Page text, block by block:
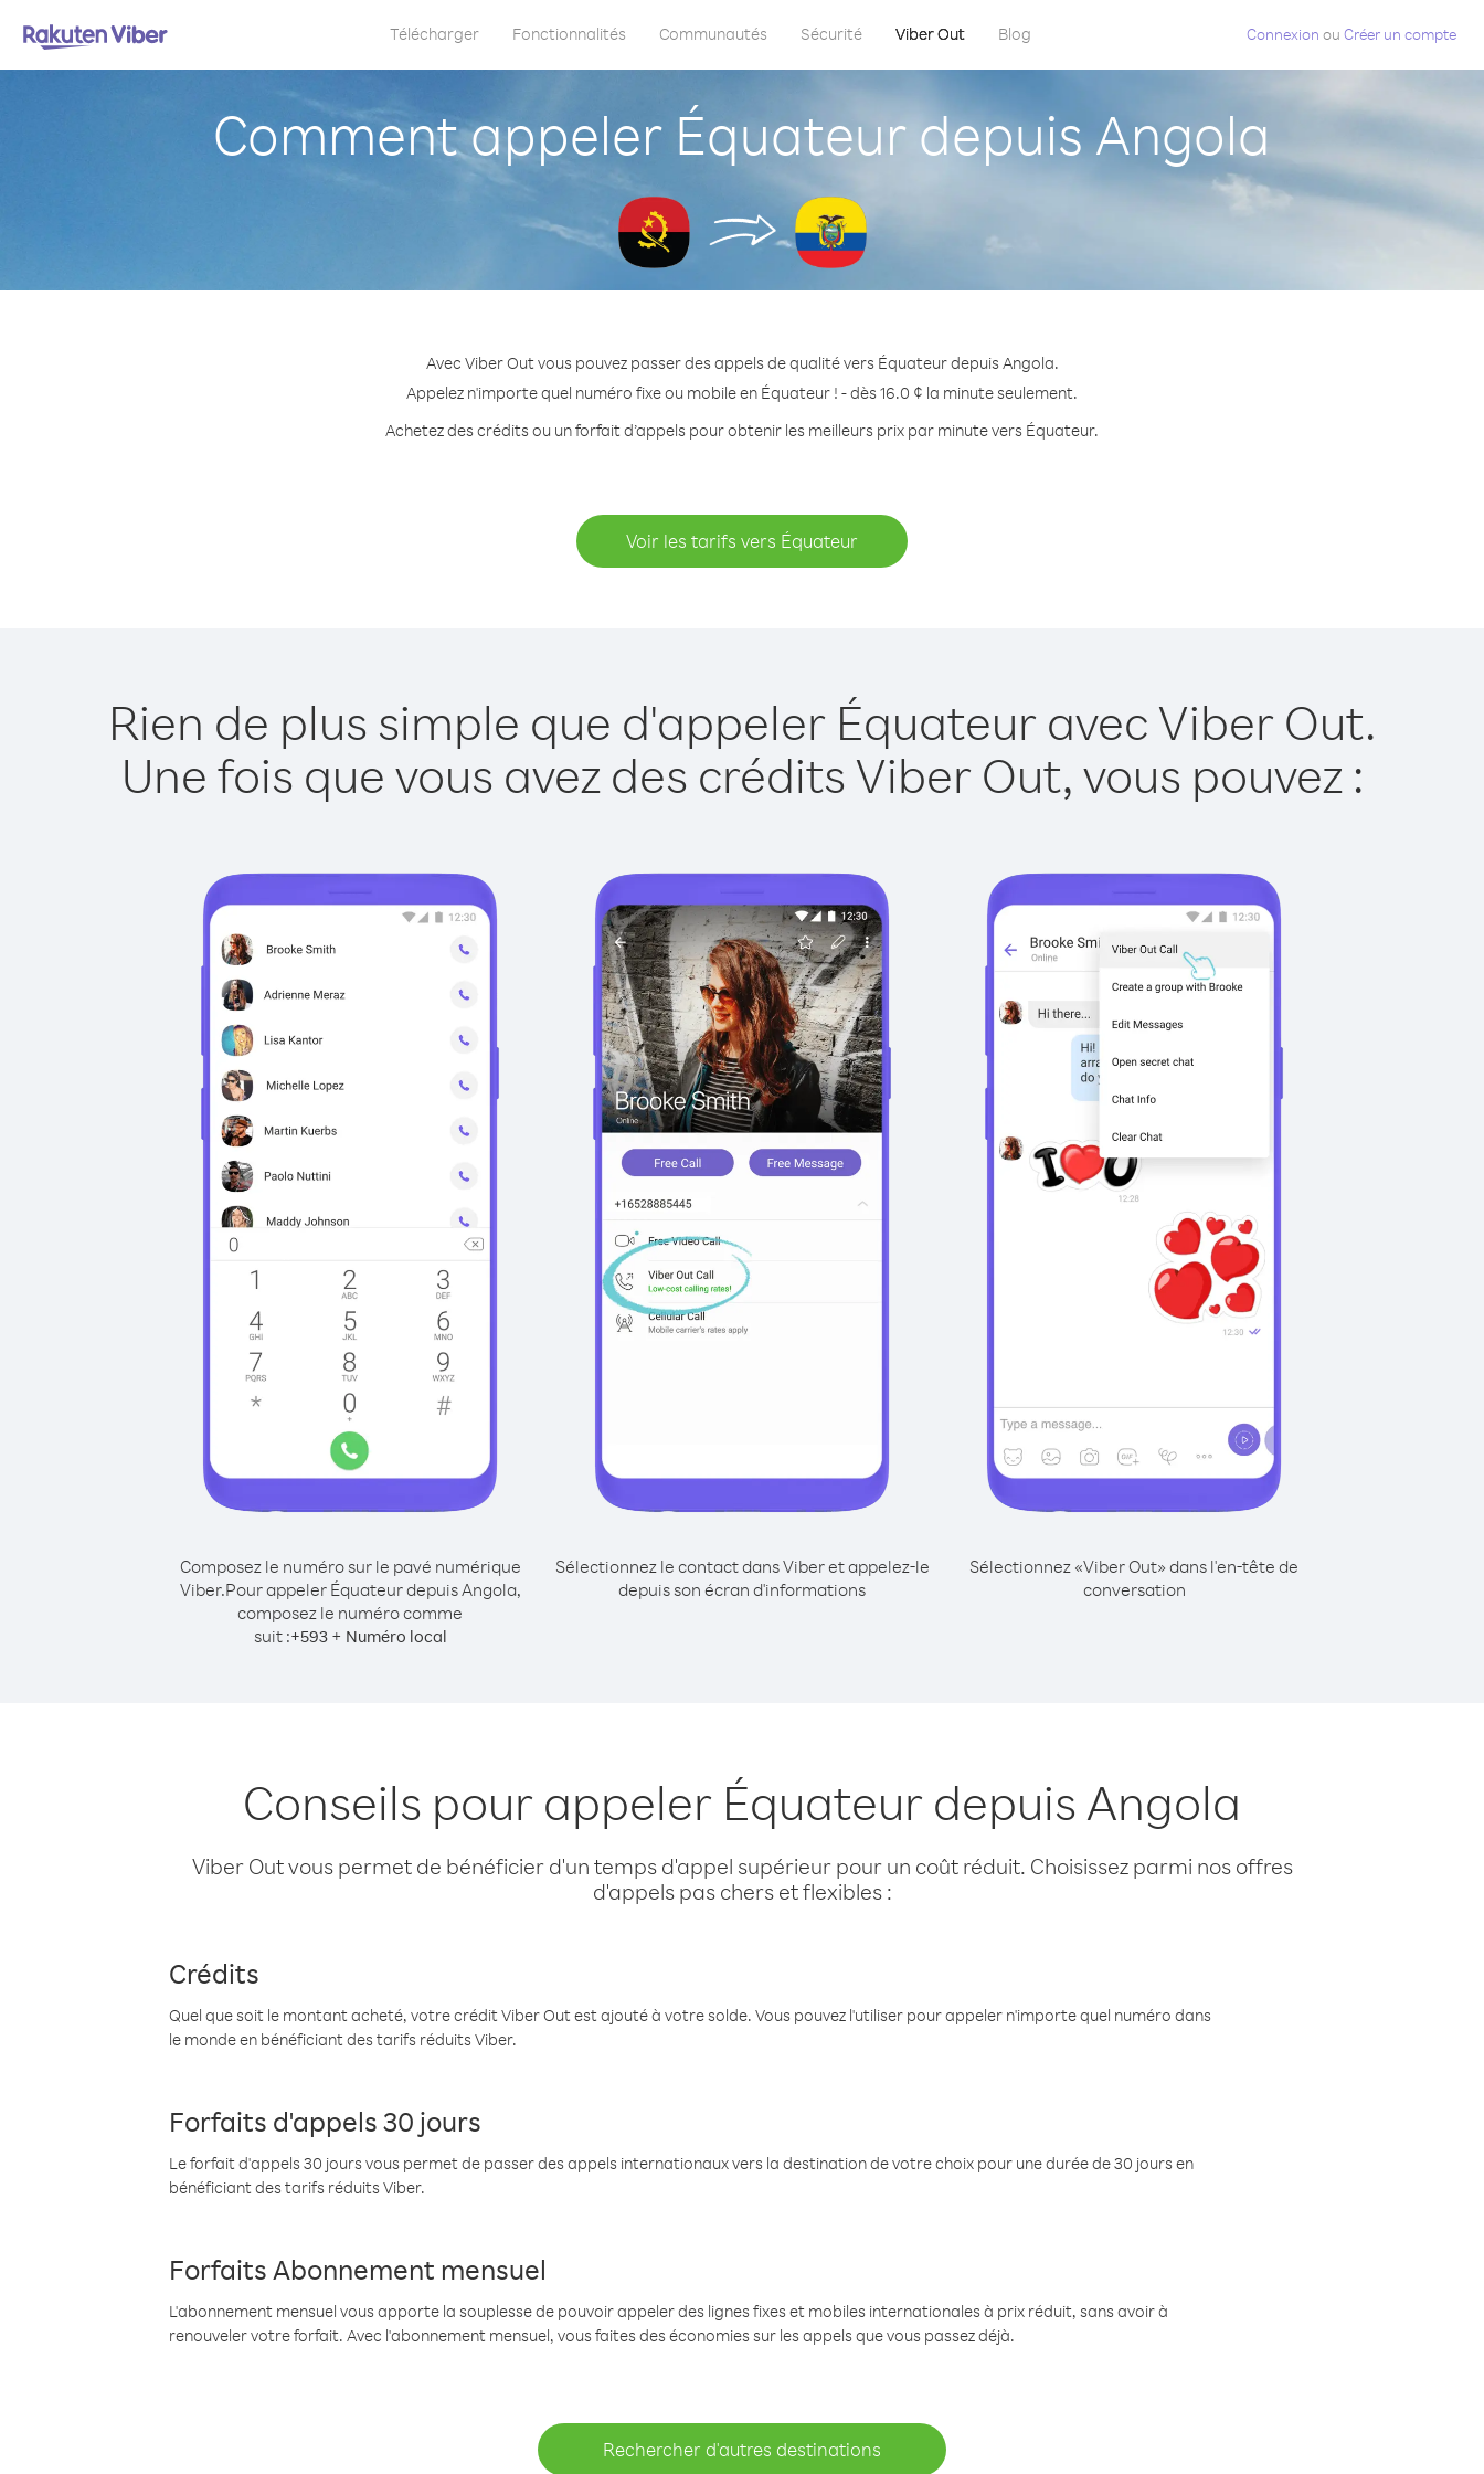
Télécharger Fonctionnalités Communautés Sécurité Viber Out Blog Connexion ou Créer un compte
Comment appeler Équateur depuis Angola
Avec Viber Out vous pouvez passer des appels de qualité vers Équateur depuis Angola.
Appelez n'importe quel numéro fixe ou mobile en Équateur ! - dès 16.0 ¢ la minute seulement.
Achetez des crédits ou un forfait d’appels pour obtenir les meilleurs prix par minute vers Équateur.
Voir les tarifs vers Équateur
Rien de plus simple que d'appeler Équateur avec Viber Out.
Une fois que vous avez des crédits Viber Out, vous pouvez :
Composez le numéro sur le pavé numérique
Viber.Pour appeler Équateur depuis Angola,
composez le numéro comme
suit :+593+ Numéro local
Sélectionnez le contact dans Viber et appelez-le
depuis son écran d'informations
Sélectionnez «Viber Out» dans l'en-tête de
conversation
Conseils pour appeler Équateur depuis Angola
Viber Out vous permet de bénéficier d'un temps d'appel supérieur pour un coût réduit. Choisissez parmi nos offres
d'appels pas chers et flexibles :
Crédits
Quel que soit le montant acheté, votre crédit Viber Out est ajouté à votre solde. Vous pouvez l'utiliser pour appeler n'importe quel numéro dans
le monde en bénéficiant des tarifs réduits Viber.
Forfaits d'appels 30 jours
Le forfait d'appels 30 jours vous permet de passer des appels internationaux vers la destination de votre choix pour une durée de 30 jours en
bénéficiant des tarifs réduits Viber.
Forfaits Abonnement mensuel
L'abonnement mensuel vous apporte la souplesse de pouvoir appeler des lignes fixes et mobiles internationales à prix réduit, sans avoir à
renouveler votre forfait. Avec l'abonnement mensuel, vous faites des économies sur les appels que vous passez déjà.
Rechercher d'autres destinations